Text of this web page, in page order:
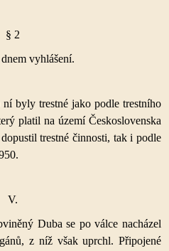
§ 2
vyhlášení.
byly trestné jako podle trestního
platil na území Československa
trestné činnosti, tak i podle
V.
Duba se po válce nacházel
z níž však uprchl. Připojené